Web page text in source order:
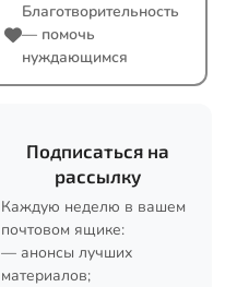
Благотворительность
— помочь
нуждающимся
Подписаться на
рассылку
Каждую неделю в вашем
почтовом ящике:
— анонсы лучших
материалов;